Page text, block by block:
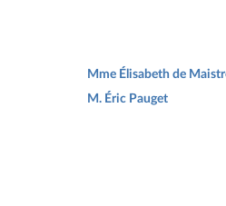
Mme Élisabeth de
M. Éric Pauget